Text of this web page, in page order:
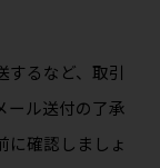
するなど、取引
ール送付の了承
に確認しましょ